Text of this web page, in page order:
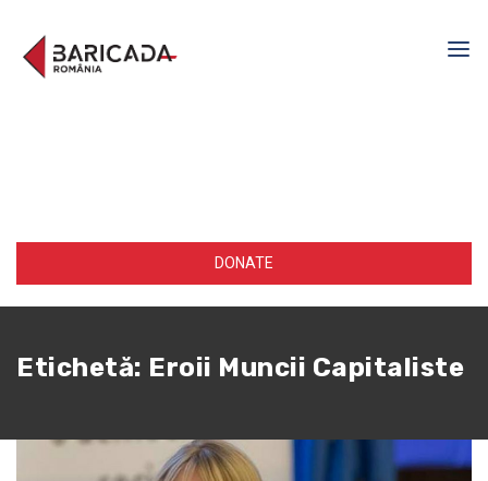
DONATE
Etichetă: Eroii Muncii Capitaliste